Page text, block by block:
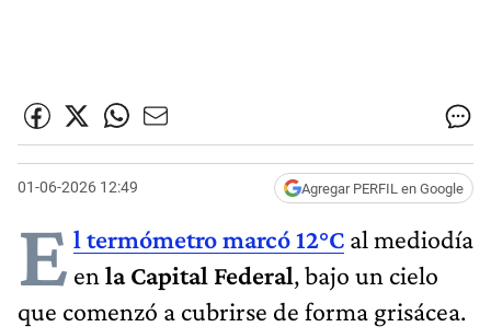
01-06-2026 12:49 Agregar PERFIL en Google
E l termómetro marcó 12°C al mediodía
en la Capital Federal, bajo un cielo
que comenzó a cubrirse de forma grisácea.